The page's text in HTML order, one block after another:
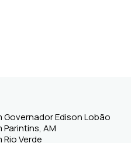
Edison Lobão
AM
Verde